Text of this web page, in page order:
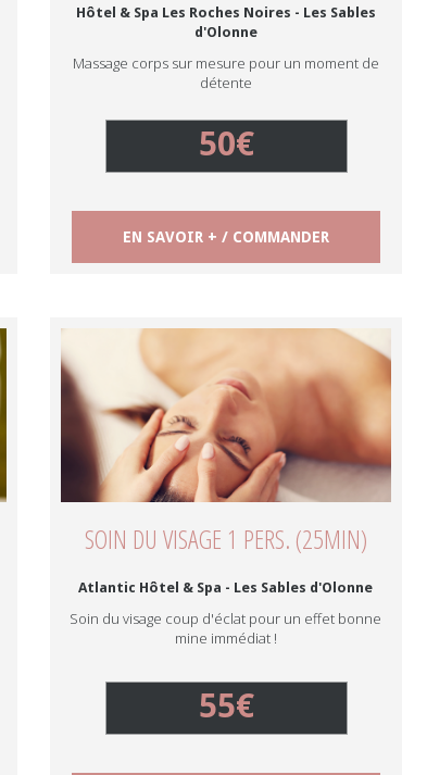
Hôtel & Spa Les Roches Noires - Les Sables
d'Olonne
Massage corps sur mesure pour un moment de
détente
50€
EN SAVOIR + / COMMANDER
SOIN DU VISAGE 1 PERS. (25MIN)
Atlantic Hôtel & Spa - Les Sables d'Olonne
Soin du visage coup d'éclat pour un effet bonne
mine immédiat !
55€